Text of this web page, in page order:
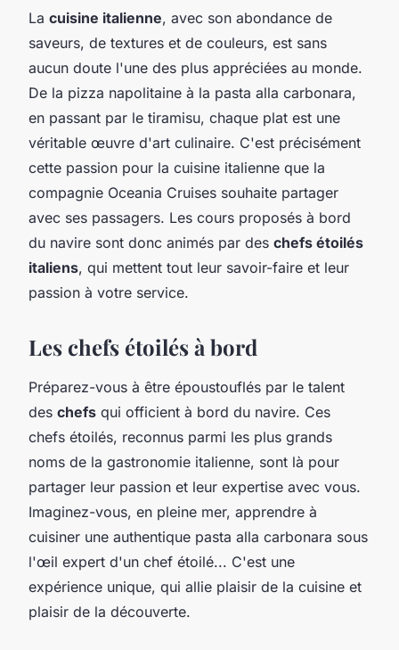
La cuisine italienne, avec son abondance de
saveurs, de textures et de couleurs, est sans
aucun doute l'une des plus appréciées au monde.
De la pizza napolitaine à la pasta alla carbonara,
en passant par le tiramisu, chaque plat est une
véritable œuvre d'art culinaire. C'est précisément
cette passion pour la cuisine italienne que la
compagnie Oceania Cruises souhaite partager
avec ses passagers. Les cours proposés à bord
du navire sont donc animés par des chefs étoilés
italiens, qui mettent tout leur savoir-faire et leur
passion à votre service.
Les chefs étoilés à bord
Préparez-vous à être époustouflés par le talent
des chefs qui officient à bord du navire. Ces
chefs étoilés, reconnus parmi les plus grands
noms de la gastronomie italienne, sont là pour
partager leur passion et leur expertise avec vous.
Imaginez-vous, en pleine mer, apprendre à
cuisiner une authentique pasta alla carbonara sous
l'œil expert d'un chef étoilé... C'est une
expérience unique, qui allie plaisir de la cuisine et
plaisir de la découverte.